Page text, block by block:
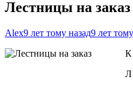
Лестницы на заказ
Alex9 лет тому назад9 лет
К
Л